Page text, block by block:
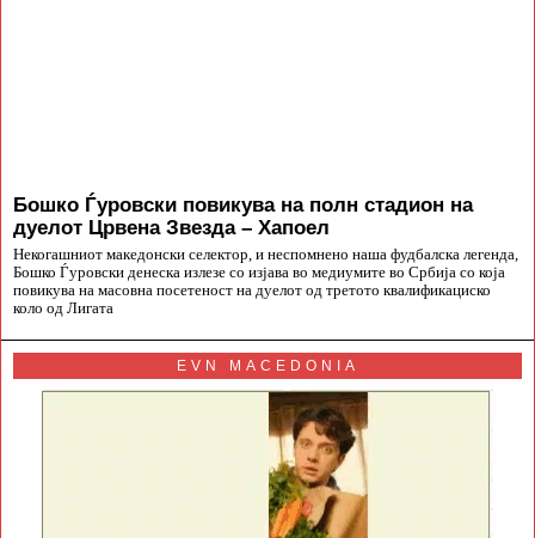
Бошко Ѓуровски повикува на полн стадион на
дуелот Црвена Звезда – Хапоел
Некогашниот македонски селектор, и неспомнено наша фудбалска легенда,
Бошко Ѓуровски денеска излезе со изјава во медиумите во Србија со која
повикува на масовна посетеност на дуелот од третото квалификациско
коло од Лигата
EVN MACEDONIA